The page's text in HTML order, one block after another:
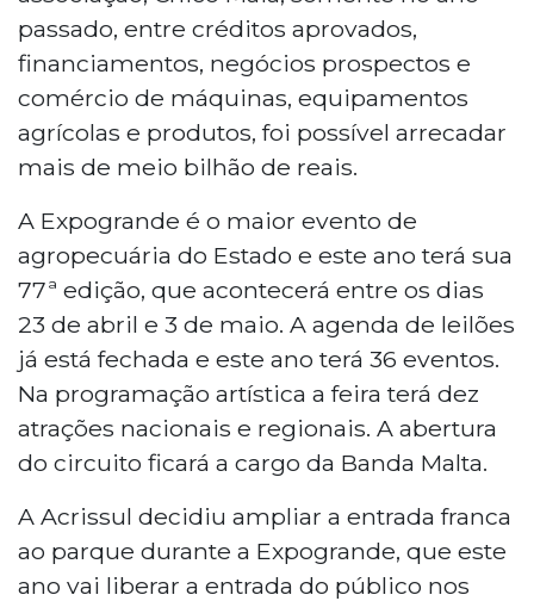
passado, entre créditos aprovados,
financiamentos, negócios prospectos e
comércio de máquinas, equipamentos
agrícolas e produtos, foi possível arrecadar
mais de meio bilhão de reais.
A Expogrande é o maior evento de
agropecuária do Estado e este ano terá sua
77ª edição, que acontecerá entre os dias
23 de abril e 3 de maio. A agenda de leilões
já está fechada e este ano terá 36 eventos.
Na programação artística a feira terá dez
atrações nacionais e regionais. A abertura
do circuito ficará a cargo da Banda Malta.
A Acrissul decidiu ampliar a entrada franca
ao parque durante a Expogrande, que este
ano vai liberar a entrada do público nos